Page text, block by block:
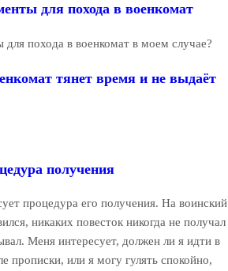
для похода в военкомат
похода в военкомат в моем случае?
тянет время и не выдаёт
получения
процедура его получения. На воинский
никаких повесток никогда не получал
Меня интересует, должен ли я идти в
прописки, или я могу гулять спокойно,